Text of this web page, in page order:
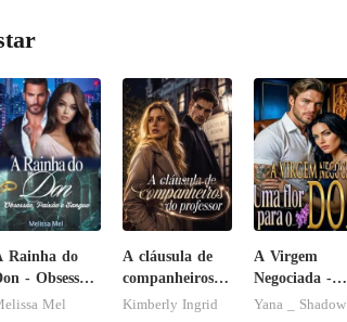
Rainha do
- Obsessão,
eMel
A cláusula de
companheiros
do professor
Kimberly Ingrid
A Virgem
Negociada -
Uma flor para
Yana _ Shadow